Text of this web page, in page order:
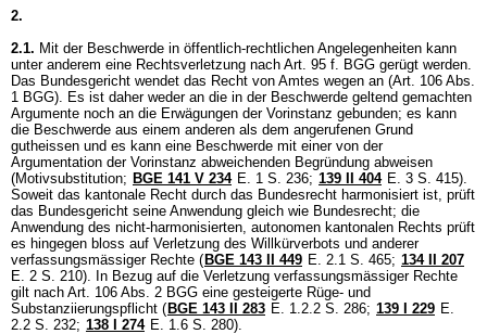
2.
2.1. Mit der Beschwerde in öffentlich-rechtlichen Angelegenheiten kann
unter anderem eine Rechtsverletzung nach Art. 95 f. BGG gerügt werden.
Das Bundesgericht wendet das Recht von Amtes wegen an (Art. 106 Abs.
1 BGG). Es ist daher weder an die in der Beschwerde geltend gemachten
Argumente noch an die Erwägungen der Vorinstanz gebunden; es kann
die Beschwerde aus einem anderen als dem angerufenen Grund
gutheissen und es kann eine Beschwerde mit einer von der
Argumentation der Vorinstanz abweichenden Begründung abweisen
(Motivsubstitution; BGE 141 V 234 E. 1 S. 236; 139 II 404 E. 3 S. 415).
Soweit das kantonale Recht durch das Bundesrecht harmonisiert ist, prüft
das Bundesgericht seine Anwendung gleich wie Bundesrecht; die
Anwendung des nicht-harmonisierten, autonomen kantonalen Rechts prüft
es hingegen bloss auf Verletzung des Willkürverbots und anderer
verfassungsmässiger Rechte ( BGE 143 II 449 E. 2.1 S. 465; 134 II 207
E. 2 S. 210). In Bezug auf die Verletzung verfassungsmässiger Rechte
gilt nach Art. 106 Abs. 2 BGG eine gesteigerte Rüge- und
Substanziierungspflicht ( BGE 143 II 283 E. 1.2.2 S. 286; 139 I 229 E.
2.2 S. 232; 138 I 274 E. 1.6 S. 280).